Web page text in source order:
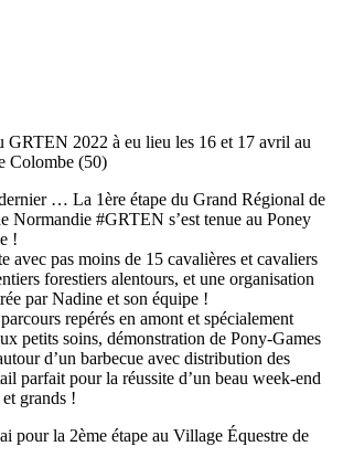
GRTEN 2022 à eu lieu les 16 et 17 avril au
Colombe (50)
… La 1ère étape du Grand Régional de
Normandie #GRTEN s’est tenue au Poney
!
avec pas moins de 15 cavalières et cavaliers
forestiers alentours, et une organisation
par Nadine et son équipe !
repérés en amont et spécialement
petits soins, démonstration de Pony-Games
d’un barbecue avec distribution des
parfait pour la réussite d’un beau week-end
grands !
pour la 2ème étape au Village Équestre de